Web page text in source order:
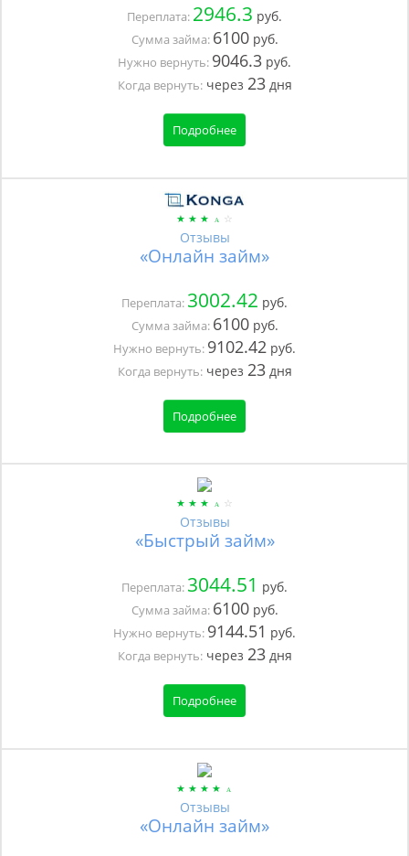
Переплата: 2946.3 руб.
Сумма займа: 6100руб.
Нужно вернуть: 9046.3 руб.
Когда вернуть:через 23дня
Подробнее
Отзывы
«Онлайн займ»
Переплата: 3002.42 руб.
Сумма займа: 6100руб.
Нужно вернуть: 9102.42 руб.
Когда вернуть:через 23дня
Подробнее
Отзывы
«Быстрый займ»
Переплата: 3044.51 руб.
Сумма займа: 6100руб.
Нужно вернуть: 9144.51 руб.
Когда вернуть:через 23дня
Подробнее
Отзывы
«Онлайн займ»